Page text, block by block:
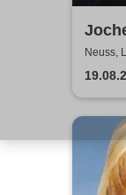
hab
Neuss,